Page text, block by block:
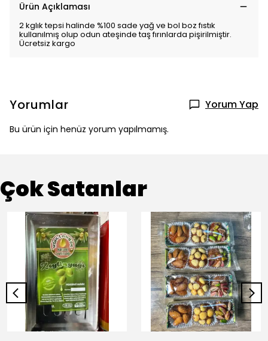
Ürün Açıklaması
2 kglık tepsi halinde %100 sade yağ ve bol boz fıstık
kullanılmış olup odun ateşinde taş fırınlarda pişirilmiştir.
Ücretsiz kargo
Yorumlar Yorum Yap
Bu ürün için henüz yorum yapılmamış.
Çok Satanlar